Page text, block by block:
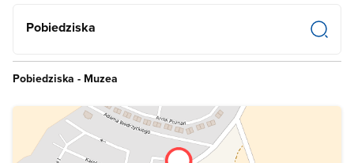
Pobiedziska
Pobiedziska - Muzea